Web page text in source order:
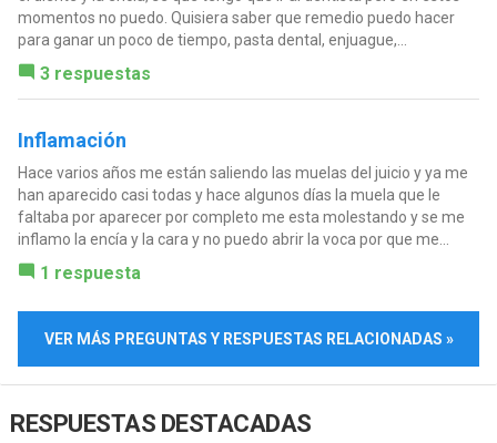
momentos no puedo. Quisiera saber que remedio puedo hacer
para ganar un poco de tiempo, pasta dental, enjuague,...
3 respuestas
Inflamación
Hace varios años me están saliendo las muelas del juicio y ya me
han aparecido casi todas y hace algunos días la muela que le
faltaba por aparecer por completo me esta molestando y se me
inflamo la encía y la cara y no puedo abrir la voca por que me...
1 respuesta
VER MÁS PREGUNTAS Y RESPUESTAS RELACIONADAS »
RESPUESTAS DESTACADAS